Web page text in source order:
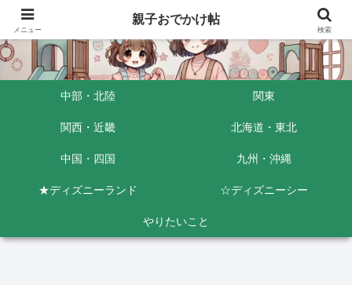
中部・北陸 関東
関西・近畿 北海道・東北
中国・四国 九州・沖縄
★ディズニーランド ☆ディズニーシー
やりたいこと
メニュー
親子おでかけ帖
検索